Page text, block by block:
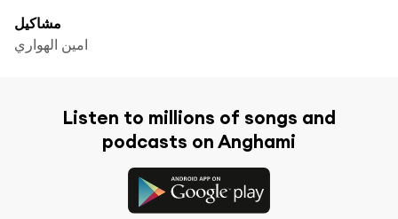
مشاكيل
امين الهواري
Listen to millions of songs and
podcasts on Anghami